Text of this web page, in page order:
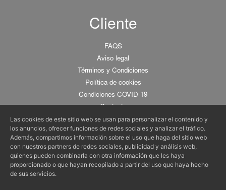
Cliente
FAQS
Aviso legal
Términos y Condiciones
Política de cookies
Condiciones COVID-19
Contacta
Tu espacio gastronómico para particulares y empresas :)
© 2011-2025 BCNKITCHEN •
Las cookies de este sitio web se usan para personalizar el contenido y
los anuncios, ofrecer funciones de redes sociales y analizar el tráfico.
Además, compartimos información sobre el uso que haga del sitio web
con nuestros partners de redes sociales, publicidad y análisis web,
quienes pueden combinarla con otra información que les haya
proporcionado o que hayan recopilado a partir del uso que haya hecho
de sus servicios.